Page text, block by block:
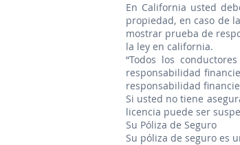
En California usted
propiedad, en caso de
mostrar prueba de
la ley en california.
“Todos los
responsabilidad
responsabilidad
Si usted no tiene
licencia puede ser
Su Póliza de Seguro
Su póliza de seguro es